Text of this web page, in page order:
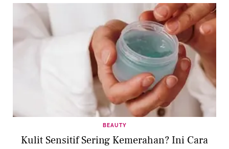
BEAUTY
Kulit Sensitif Sering Kemerahan? Ini Cara